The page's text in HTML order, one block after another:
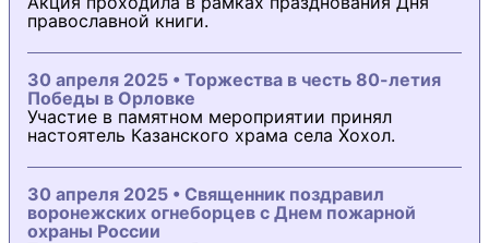
православной книги.
30 апреля 2025 • Торжества в честь 80-летия
Победы в Орловке
Участие в памятном мероприятии принял
настоятель Казанского храма села Хохол.
30 апреля 2025 • Священник поздравил
воронежских огнеборцев с Днем пожарной
охраны России